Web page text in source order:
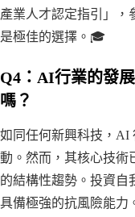
產業人才認定指引」，
是極佳的選擇。🎓
Q4：AI行業的發
嗎？
如同任何新興科技，AI
動。然而，其核心技術
的結構性趨勢。投資自
具備極強的抗風險能力